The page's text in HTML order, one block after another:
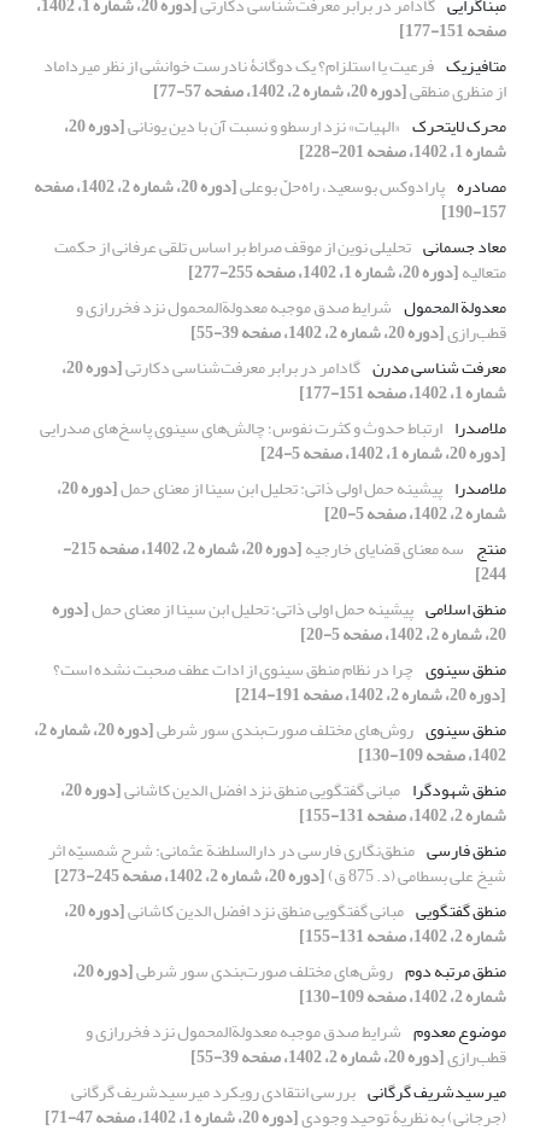
صفحه 151-177]
متافیزیک فرعیت یا استلزام؟ یک دوگانۀ نادرست خوانشی از نظر میرداماد
از منظری منطقی[دوره 20، شماره 2، 1402، صفحه 57-77]
محرک لایتحرک «الهیات» نزد ارسطو و نسبت آن با دین یونانی [دوره 20،
شماره 1، 1402، صفحه 201-228]
مصادره پارادوکس بوسعید، راه‌حلّ بوعلی [دوره 20، شماره 2، 1402، صفحه
157-190]
معاد جسمانی تحلیلی نوین از موقف صراط بر اساس تلقی عرفانی از حکمت
متعالیه[دوره 20، شماره 1، 1402، صفحه 255-277]
معدولة المحمول شرایط صدق موجبه معدولة‌المحمول نزد فخر‌رازی و
قطب‌رازی[دوره 20، شماره 2، 1402، صفحه 39-55]
معرفت شناسی مدرن گادامر در برابر معرفت‌شناسی دکارتی [دوره 20،
شماره 1، 1402، صفحه 151-177]
ملاصدرا ارتباط حدوث و کثرت نفوس؛ چالش‌های سینوی پاسخ‌های صدرایی
[دوره 20، شماره 1، 1402، صفحه 5-24]
ملاصدرا پیشینه حمل اولی ذاتی: تحلیل ابن سینا از معنای حمل [دوره 20،
شماره 2، 1402، صفحه 5-20]
منتج سه معنای قضایای خارجیه [دوره 20، شماره 2، 1402، صفحه 215-
244]
منطق اسلامی پیشینه حمل اولی ذاتی: تحلیل ابن سینا از معنای حمل[دوره
20، شماره 2، 1402، صفحه 5-20]
منطق سینوی چرا در نظام منطق سینوی از ادات عطف صحبت نشده است؟
[دوره 20، شماره 2، 1402، صفحه 191-214]
منطق سینوی روش‌های مختلف صورت‌بندی سور شرطی [دوره 20، شماره 2،
1402، صفحه 109-130]
منطق شهودگرا مبانی گفتگویی منطق نزد افضل الدین کاشانی [دوره 20،
شماره 2، 1402، صفحه 131-155]
منطق فارسی منطق‌نگاری فارسی در دارالسلطنة عثمانی: شرح شمسیّه اثر
شیخ علی بسطامی (د. 875 ق)
[دوره 20، شماره 2، 1402، صفحه 245-273]
منطق گفتگویی مبانی گفتگویی منطق نزد افضل الدین کاشانی [دوره 20،
شماره 2، 1402، صفحه 131-155]
منطق مرتبه دوم روش‌های مختلف صورت‌بندی سور شرطی [دوره 20،
شماره 2، 1402، صفحه 109-130]
موضوع معدوم شرایط صدق موجبه معدولة‌المحمول نزد فخر‌رازی و
قطب‌رازی[دوره 20، شماره 2، 1402، صفحه 39-55]
میرسیدشریف گرگانی بررسی انتقادی رویکرد میرسیدشریف گرگانی
(جرجانی) به نظریۀ توحید وجودی[دوره 20، شماره 1، 1402، صفحه 47-71]